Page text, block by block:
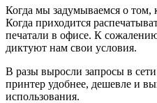
Когда мы задумываемся о том,
Когда приходится
печатали в офисе. К
диктуют нам свои условия.
В разы выросли запросы в
принтер удобнее, дешевле и
использования.